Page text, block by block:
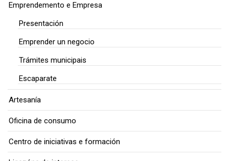
Emprendemento e Empresa
Presentación
Emprender un negocio
Trámites municipais
Escaparate
Artesanía
Oficina de consumo
Centro de iniciativas e formación